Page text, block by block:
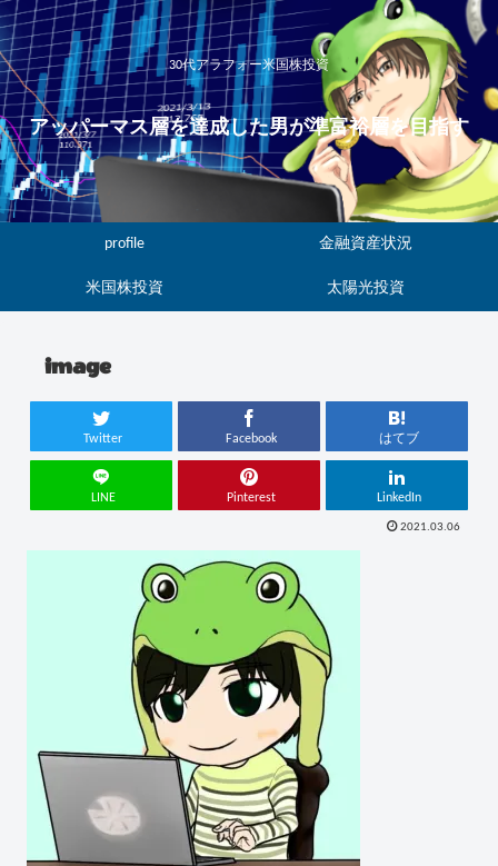
30代アラフォー米国株投資
アッパーマス層を達成した男が準富裕層を目指す
profile 金融資産状況
米国株投資 太陽光投資
image
Twitter Facebook はてブ
LINE Pinterest LinkedIn
2021.03.06